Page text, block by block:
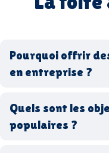
Pourquoi offrir
en entreprise ?
Quels sont les
populaires ?